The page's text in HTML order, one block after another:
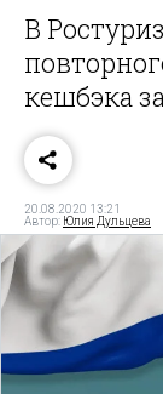
В
кешбэка
20.08.2020 13:21
Автор: Юлия Дульцева